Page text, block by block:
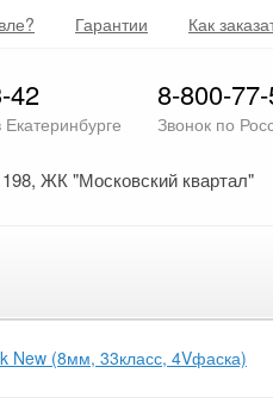
Гарантии Как
42 8-800-
Звонок по
ЖК "Московский квартал"
New (8мм, 33класс, 4Vфаска)